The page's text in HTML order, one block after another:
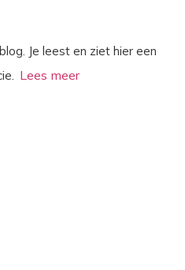
Je leest en ziet hier een